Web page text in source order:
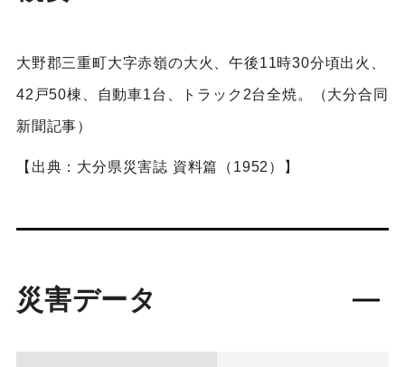
大野郡三重町大字赤嶺の大火、午後11時30分頃出火、
42戸50棟、自動車1台、トラック2台全焼。（大分合同
新聞記事）
【出典：大分県災害誌 資料篇（1952）】
災害データ